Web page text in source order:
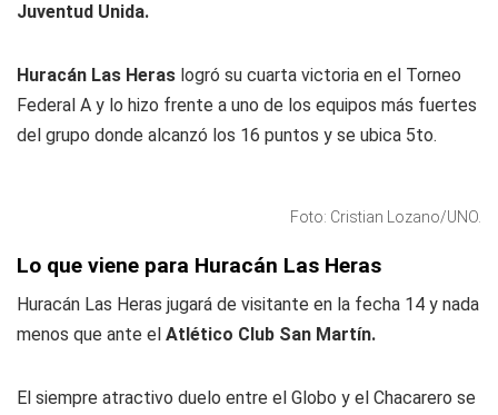
Juventud Unida.
Huracán Las Heras logró su cuarta victoria en el Torneo
Federal A y lo hizo frente a uno de los equipos más fuertes
del grupo donde alcanzó los 16 puntos y se ubica 5to.
Foto: Cristian Lozano/UNO.
Lo que viene para Huracán Las Heras
Huracán Las Heras jugará de visitante en la fecha 14 y nada
menos que ante el Atlético Club San Martín.
El siempre atractivo duelo entre el Globo y el Chacarero se